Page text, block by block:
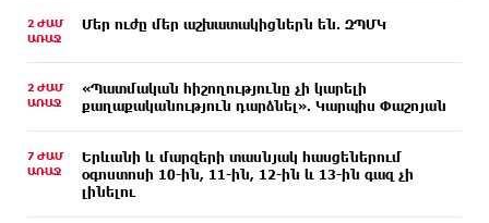
2 ԺԱՄ
ԱՌԱՋ
Մեր ուժը մեր աշխատակիցներն են. ԶՊՄԿ
2 ԺԱՄ
ԱՌԱՋ
«Պատմական հիշողությունը չի կարելի
քաղաքականություն դարձնել». Կարպիս Փաշոյան
7 ԺԱՄ
ԱՌԱՋ
Երևանի և մարզերի տասնյակ հասցեներում
օգոստոսի 10-ին, 11-ին, 12-ին և 13-ին գազ չի
լինելու